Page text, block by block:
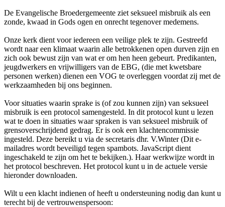
De Evangelische Broedergemeente ziet seksueel misbruik als een
zonde, kwaad in Gods ogen en onrecht tegenover medemens.
Onze kerk dient voor iedereen een veilige plek te zijn. Gestreefd
wordt naar een klimaat waarin alle betrokkenen open durven zijn en
zich ook bewust zijn van wat er om hen heen gebeurt. Predikanten,
jeugdwerkers en vrijwilligers van de EBG, (die met kwetsbare
personen werken) dienen een VOG te overleggen voordat zij met de
werkzaamheden bij ons beginnen.
Voor situaties waarin sprake is (of zou kunnen zijn) van seksueel
misbruik is een protocol samengesteld. In dit protocol kunt u lezen
wat te doen in situaties waar spraken is van seksueel misbruik of
grensoverschrijdend gedrag. Er is ook een klachtencommissie
ingesteld. Deze bereikt u via de secretaris dhr. V.Winter (Dit e-
mailadres wordt beveiligd tegen spambots. JavaScript dient
ingeschakeld te zijn om het te bekijken.). Haar werkwijze wordt in
het protocol beschreven. Het protocol kunt u in de actuele versie
hieronder downloaden.
Wilt u een klacht indienen of heeft u ondersteuning nodig dan kunt u
terecht bij de vertrouwenspersoon: